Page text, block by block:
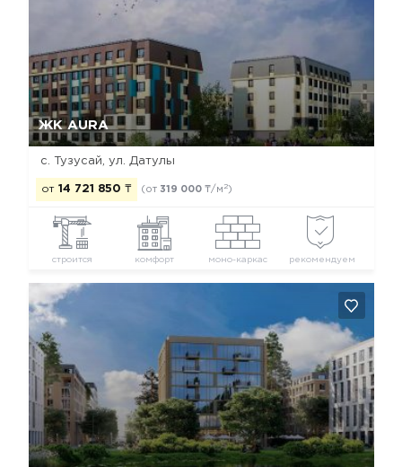
ЖК AURA
с. Тузусай, ул. Датулы
от 14 721 850 ₸ (от 319 000 ₸/м 2)
строится комфорт моно-каркас рекомендуем
Да, удалить Отмена
Отмена